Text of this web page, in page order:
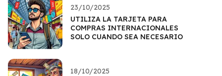
23/10/2025
UTILIZA LA TARJETA PARA
COMPRAS INTERNACIONALES
SOLO CUANDO SEA NECESARIO
18/10/2025